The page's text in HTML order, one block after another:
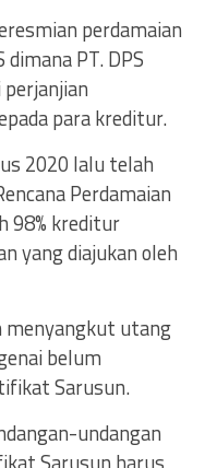
perdamaian
PT. DPS
para kreditur.
2020 lalu telah
Perdamaian
98% kreditur
yang diajukan oleh
menyangkut utang
belum
Sarusun.
undangan